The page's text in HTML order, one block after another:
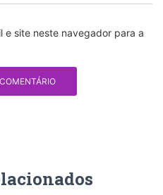
e site neste navegador para a